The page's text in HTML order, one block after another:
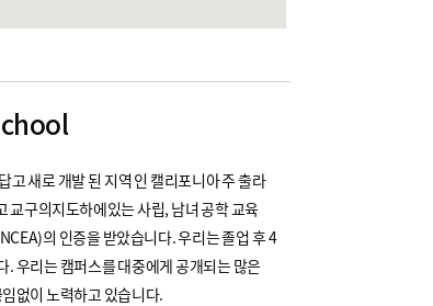
새로 개발 된 지역 인 캘리포니아 주 출라
구의지도하에있는 사립, 남녀 공학 교육
의 인증을 받았습니다. 우리는 졸업 후 4
. 우리는 캠퍼스를 대중에게 공개되는 많은
없이 노력하고 있습니다.